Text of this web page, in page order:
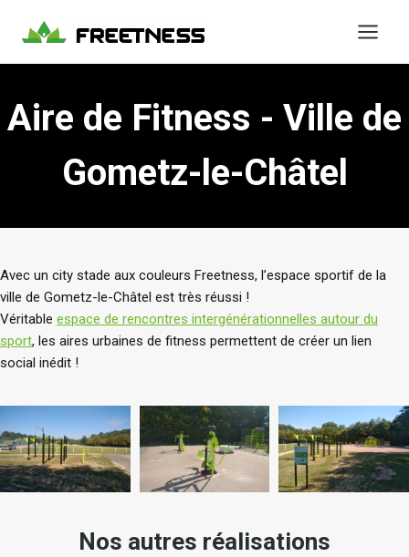
Aire de Fitness - Ville de
Gometz-le-Châtel
Avec un city stade aux couleurs Freetness, l’espace sportif de la
ville de Gometz-le-Châtel est très réussi !
Véritable espace de rencontres intergénérationnelles autour du
sport, les aires urbaines de fitness permettent de créer un lien
social inédit !
Nos autres réalisations